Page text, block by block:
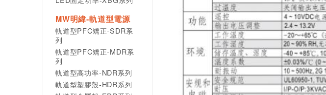
MW明緯-軌道型電源
軌道型PFC矯正-SDR系
列
軌道型PFC矯正-MDR系
列
軌道型高功率-NDR系列
軌道型塑膠殼-HDR系列